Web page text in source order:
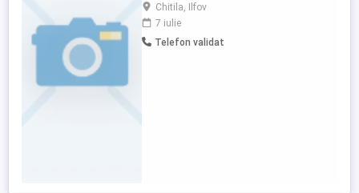
Disponibilitate pentru muncă fizică
desfășurată în teren; - Apt din punct de
vedere medical. Oferim: Contract
Chitila, Ilfov
7 iulie
Telefon validat